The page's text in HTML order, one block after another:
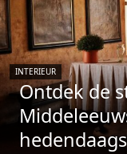
INTERIEUR
Ontdek de